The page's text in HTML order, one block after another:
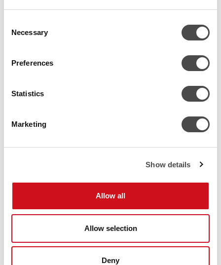
Selection
Necessary
Preferences
Statistics
Marketing
Show details
Allow all
Allow selection
Deny
NovaDual290 yhdistää kylmävesiaseman ja lämpöpumpun, säästäen
Aikasäästö on huomattava verrattuna perinteiseen työmaalla koottavaan
suunnitteluvaiheen laadukas dokumentaatio ja laaja tehdasvalmisteinen
Luotettava kohteen mukainen
Ennen kaikkea ratkaisu on aina yrityksen tehdasstandardien mukainen.
toimintavalmiina kompaktina kokonaisuutena. Kokonaisratkaisu on
automaation, sähköisten varusteiden sekä muiden lisävarusteiden osalta.
Turvakonsepti
Sisäasenteisen NovaDual290 turvakonsepti on suunniteltu R290